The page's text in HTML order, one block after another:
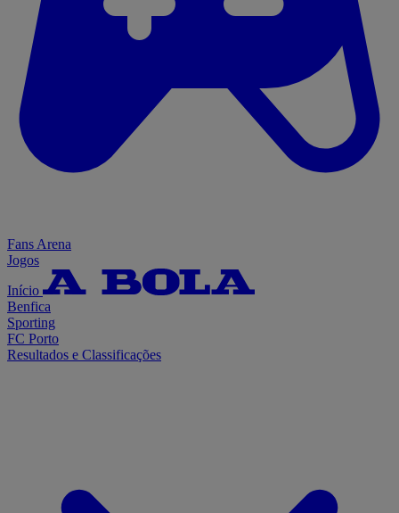
Fans Arena
Jogos
Início
Benfica
Sporting
FC Porto
Resultados e Classificações